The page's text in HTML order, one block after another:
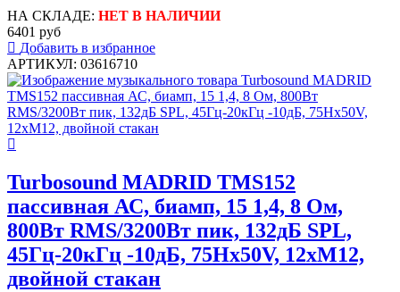
НА СКЛАДЕ: НЕТ В НАЛИЧИИ
6401 руб
Добавить в избранное
АРТИКУЛ: 03616710
Turbosound MADRID TMS152
пассивная АС, биамп, 15 1,4, 8 Ом,
800Вт RMS/3200Вт пик, 132дБ SPL,
45Гц-20кГц -10дБ, 75Hx50V, 12xM12,
двойной стакан